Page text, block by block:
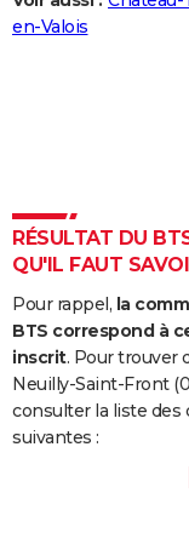
Destinations
City break
Voyage nature
Voyage de noces
Forum
Climat
+
PHOTO
Carte de Noël
Carte Bonne année
Carte Saint-Valentin
Carte Pâques
Carte d'anniversaire
DICTIONNAIRE
Dictionnaire
Biographies
Citations
Expressions
Proverbes
PROGRAMME TV
COPAINS D'AVANT
S'inscrire
Se connecter
Lycées
Collèges
Primaires
Universités
Entreprises
Service militaire
Avis de recherche
AVIS DE DÉCÈS
FORUM
en-Valois
RÉSULTAT DU
QU'IL FAUT
Pour rappel, la
BTS correspond à
inscrit. Pour trouver
Neuilly-Saint-Front
consulter la liste des
suivantes :